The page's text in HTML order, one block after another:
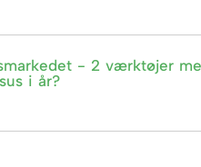
- 2 værktøjer
i år?